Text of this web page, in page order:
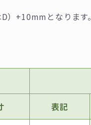
）+10mmとなります。
表記